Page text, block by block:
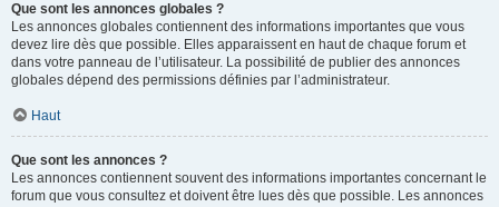
Que sont les annonces globales ?
Les annonces globales contiennent des informations importantes que vous
devez lire dès que possible. Elles apparaissent en haut de chaque forum et
dans votre panneau de l’utilisateur. La possibilité de publier des annonces
globales dépend des permissions définies par l’administrateur.
Haut
Que sont les annonces ?
Les annonces contiennent souvent des informations importantes concernant le
forum que vous consultez et doivent être lues dès que possible. Les annonces